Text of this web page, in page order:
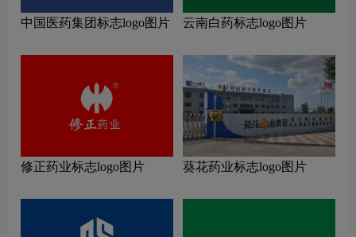
中国医药集团标志logo图片 云南白药标志logo图片
修正药业标志logo图片 葵花药业标志logo图片